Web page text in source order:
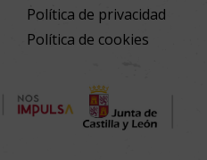
Política de privacidad
Política de cookies